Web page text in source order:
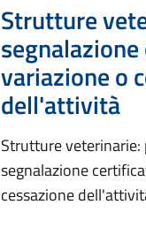
Strutture
variazione o
dell'attività
Strutture
segnalazione
cessazione